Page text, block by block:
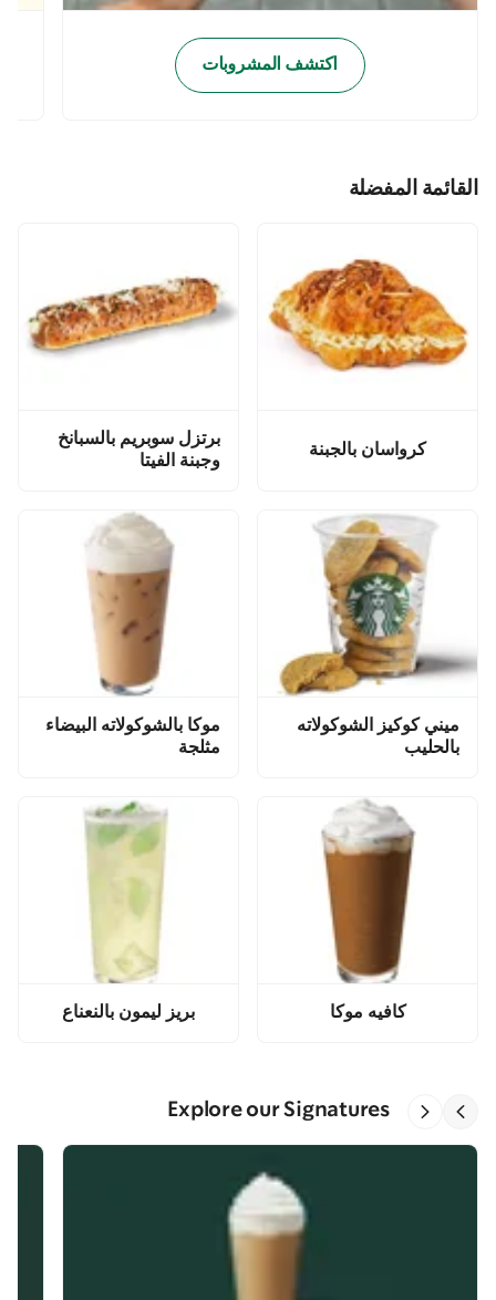
اكتشف المشروبات
القائمة المفضلة
كرواسان بالجبنة
برتزل سوبريم بالسبانخ
وجبنة الفيتا
ميني كوكيز الشوكولاته
بالحليب
موكا بالشوكولاته البيضاء
مثلجة
كافيه موكا بريز ليمون بالنعناع
Explore our Signatures